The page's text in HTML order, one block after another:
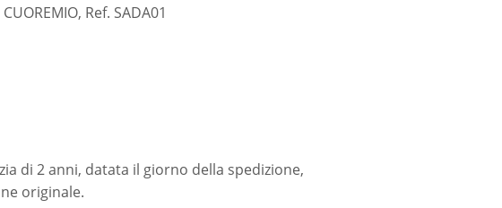
Ref. SADA01
di 2 anni, datata il giorno della spedizione,
originale.